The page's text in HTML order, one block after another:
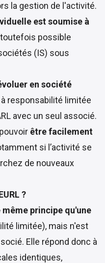
la gestion de l'activité.
est soumise à
possible
(IS) sous
en société
responsabilité limitée
avec un seul associé.
être facilement
si l’activité se
de nouveaux
?
principe qu'une
limitée), mais n'est
Elle répond donc à
identiques,